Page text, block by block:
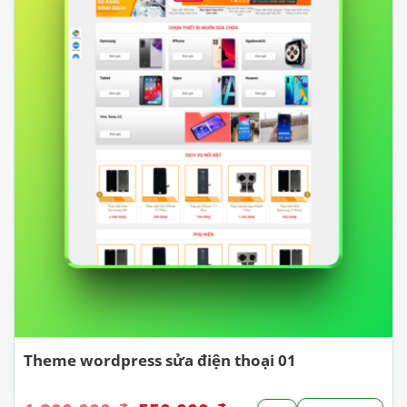
Theme wordpress sửa điện thoại 01